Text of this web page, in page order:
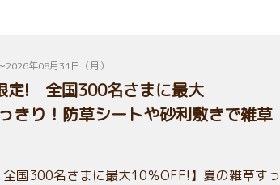
年08月31日（月）
定! 全国300名さまに最大
きり！防草シートや砂利敷きで雑草
国300名さまに最大10％OFF!】夏の雑草すっ